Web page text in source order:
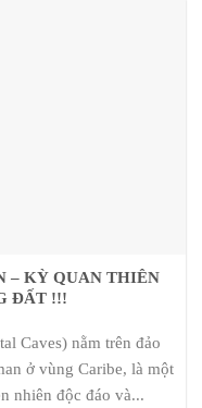
– KỲ QUAN THIÊN
ĐẤT !!!
Caves) nằm trên đảo
ở vùng Caribe, là một
nhiên độc đáo và...